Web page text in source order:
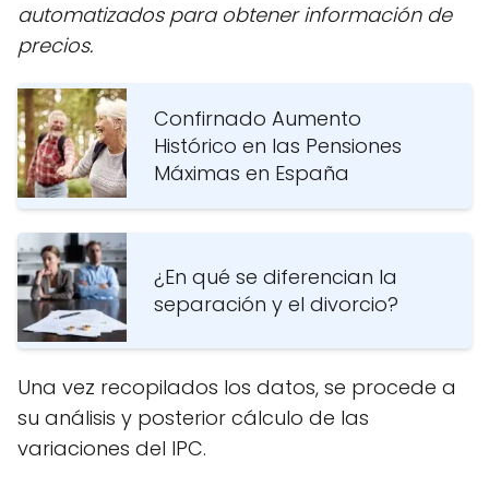
automatizados para obtener información de
precios.
Confirnado Aumento
Histórico en las Pensiones
Máximas en España
¿En qué se diferencian la
separación y el divorcio?
Una vez recopilados los datos, se procede a
su análisis y posterior cálculo de las
variaciones del IPC.